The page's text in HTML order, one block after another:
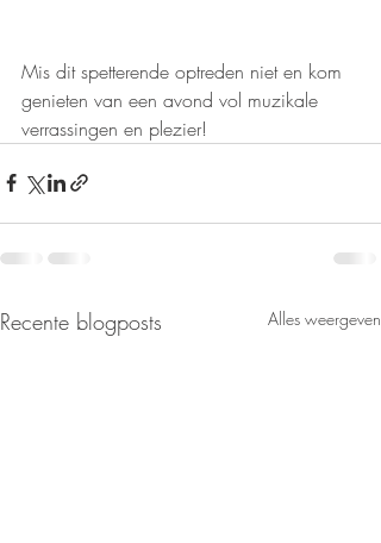
Mis dit spetterende optreden niet en kom
genieten van een avond vol muzikale
verrassingen en plezier!
Recente blogposts Alles weergeven